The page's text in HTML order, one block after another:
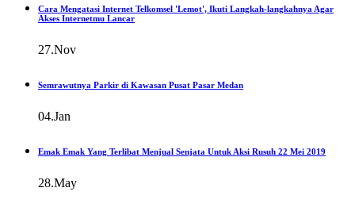
Cara Mengatasi Internet Telkomsel 'Lemot', Ikuti Langkah-langkahnya Agar
Akses Internetmu Lancar
27.Nov
Semrawutnya Parkir di Kawasan Pusat Pasar Medan
04.Jan
Emak Emak Yang Terlibat Menjual Senjata Untuk Aksi Rusuh 22 Mei 2019
28.May